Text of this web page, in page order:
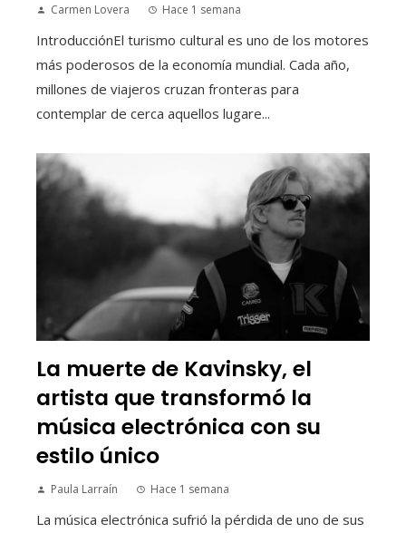
Carmen Lovera Hace 1 semana
IntroducciónEl turismo cultural es uno de los motores
más poderosos de la economía mundial. Cada año,
millones de viajeros cruzan fronteras para
contemplar de cerca aquellos lugare...
La muerte de Kavinsky, el
artista que transformó la
música electrónica con su
estilo único
Paula Larraín Hace 1 semana
La música electrónica sufrió la pérdida de uno de sus